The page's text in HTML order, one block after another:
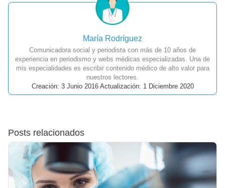
María Rodríguez
Comunicadora social y periodista con más de 10 años de
experiencia en periodismo y webs médicas especializadas. Una de
mis especialidades es escribir contenido médico de alto valor para
nuestros lectores.
Creación: 3 Junio 2016 Actualización: 1 Diciembre 2020
Posts relacionados